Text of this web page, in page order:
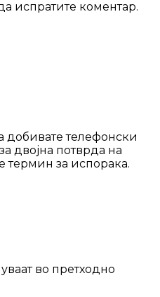
испратите коментар.
добивате телефонски
двојна потврда на
за испорака.
во претходно